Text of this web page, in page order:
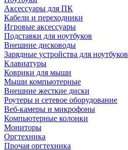
Аксессуары для ПК
Кабели и переходники
Игровые аксессуары
Подставки для ноутбуков
Внешние дисководы
Зарядные устройства для ноутбуков
Клавиатуры
Коврики для мыши
Мыши компьютерные
Внешние жесткие диски
Роутеры и сетевое оборудование
Веб-камеры и микрофоны
Компьютерные колонки
Мониторы
Оргтехника
Прочая оргтехника